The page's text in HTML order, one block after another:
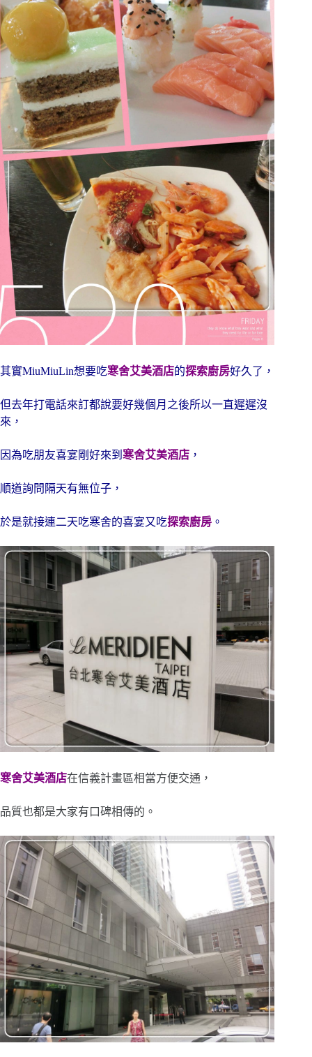
其實MiuMiuLin想要吃寒舍艾美酒店的探索廚房好久了，
但去年打電話來訂都說要好幾個月之後所以一直遲遲沒
來，
因為吃朋友喜宴剛好來到 寒舍艾美酒店 ，
順道詢問隔天有無位子，
於是就接連二天吃寒舍的喜宴又吃探索廚房 。
寒舍艾美酒店在信義計畫區相當方便交通，
品質也都是大家有口碑相傳的。